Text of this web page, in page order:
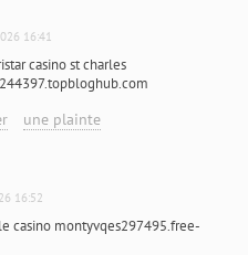
16:41
casino st charles
une plainte
16:52
casino montyvqes297495.free-